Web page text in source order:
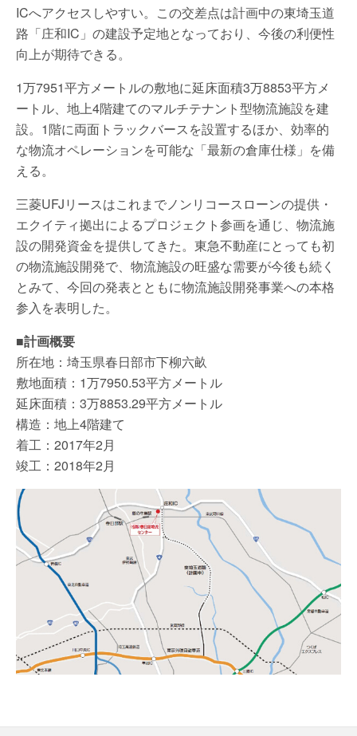
ICへアクセスしやすい。この交差点は計画中の東埼玉道
路「庄和IC」の建設予定地となっており、今後の利便性
向上が期待できる。
1万7951平方メートルの敷地に延床面積3万8853平方メ
ートル、地上4階建てのマルチテナント型物流施設を建
設。1階に両面トラックバースを設置するほか、効率的
な物流オペレーションを可能な「最新の倉庫仕様」を備
える。
三菱UFJリースはこれまでノンリコースローンの提供・
エクイティ拠出によるプロジェクト参画を通じ、物流施
設の開発資金を提供してきた。東急不動産にとっても初
の物流施設開発で、物流施設の旺盛な需要が今後も続く
とみて、今回の発表とともに物流施設開発事業への本格
参入を表明した。
■計画概要
所在地：埼玉県春日部市下柳六畝
敷地面積：1万7950.53平方メートル
延床面積：3万8853.29平方メートル
構造：地上4階建て
着工：2017年2月
竣工：2018年2月